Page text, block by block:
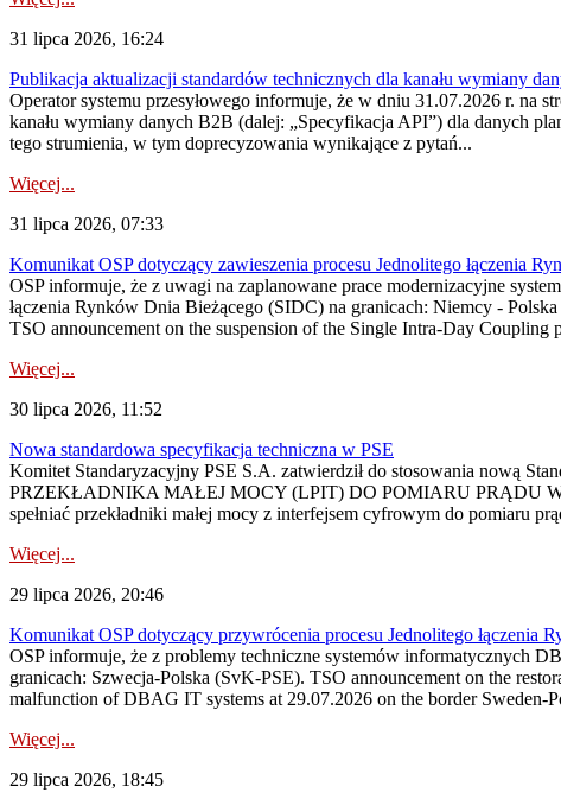
31 lipca 2026, 16:24
Publikacja aktualizacji standardów technicznych dla kanału wymiany
Operator systemu przesyłowego informuje, że w dniu 31.07.2026 r. na
kanału wymiany danych B2B (dalej: „Specyfikacja API”) dla danych
tego strumienia, w tym doprecyzowania wynikające z pytań...
Więcej...
31 lipca 2026, 07:33
Komunikat OSP dotyczący zawieszenia procesu Jednolitego łączenia
OSP informuje, że z uwagi na zaplanowane prace modernizacyjne
łączenia Rynków Dnia Bieżącego (SIDC) na granicach: Niemcy -
TSO announcement on the suspension of the Single Intra-Day Coupling
Więcej...
30 lipca 2026, 11:52
Nowa standardowa specyfikacja techniczna w PSE
Komitet Standaryzacyjny PSE S.A. zatwierdził do stosowania nową
PRZEKŁADNIKA MAŁEJ MOCY (LPIT) DO POMIARU PRĄDU
spełniać przekładniki małej mocy z interfejsem cyfrowym do pomiaru
Więcej...
29 lipca 2026, 20:46
Komunikat OSP dotyczący przywrócenia procesu Jednolitego łączenia
OSP informuje, że z problemy techniczne systemów informatycznych
granicach: Szwecja-Polska (SvK-PSE). TSO announcement on the
malfunction of DBAG IT systems at 29.07.2026 on the border Sweden-
Więcej...
29 lipca 2026, 18:45